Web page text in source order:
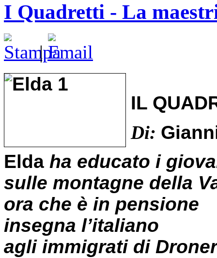
I Quadretti - La
|
IL
Di:
Elda ha educato i
sulle montagne della
ora che è in pensione
insegna l’italiano
agli immigrati di